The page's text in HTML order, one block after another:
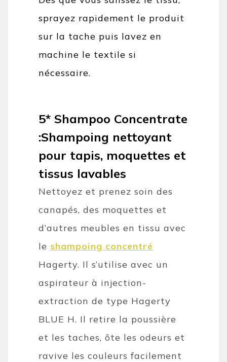
sprayez rapidement le produit
sur la tache puis lavez en
machine le textile si
nécessaire.
5* Shampoo Concentrate
:Shampoing nettoyant
pour tapis, moquettes et
tissus lavables
Nettoyez et prenez soin des
canapés, des moquettes et
d’autres meubles en tissu avec
le shampoing concentré
Hagerty. Il s’utilise avec un
aspirateur à injection-
extraction de type Hagerty
BLUE H. Il retire la poussière
et les taches, ôte les odeurs et
ravive les couleurs facilement